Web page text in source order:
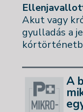
Akut vagy
gyulladás a
A